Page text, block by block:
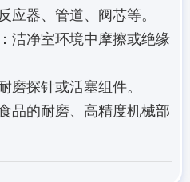
应器、管道、阀芯等。
：洁净室环境中摩擦或绝缘
磨探针或活塞组件。
品的耐磨、高精度机械部